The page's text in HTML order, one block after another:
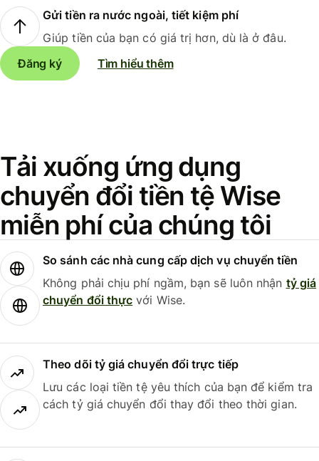
Gửi tiền ra nước ngoài, tiết kiệm phí
Giúp tiền của bạn có giá trị hơn, dù là ở đâu.
Đăng ký
Tìm hiểu thêm
Tải xuống ứng dụng
chuyển đổi tiền tệ Wise
miễn phí của chúng tôi
So sánh các nhà cung cấp dịch vụ chuyển tiền
Không phải chịu phí ngầm, bạn sẽ luôn nhận tỷ giá
chuyển đổi thực với Wise.
Theo dõi tỷ giá chuyển đổi trực tiếp
Lưu các loại tiền tệ yêu thích của bạn để kiểm tra
cách tỷ giá chuyển đổi thay đổi theo thời gian.